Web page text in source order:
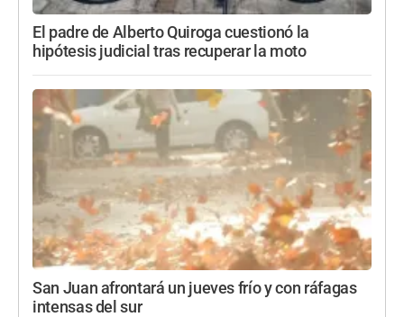
El padre de Alberto Quiroga cuestionó la
hipótesis judicial tras recuperar la moto
San Juan afrontará un jueves frío y con ráfagas
intensas del sur